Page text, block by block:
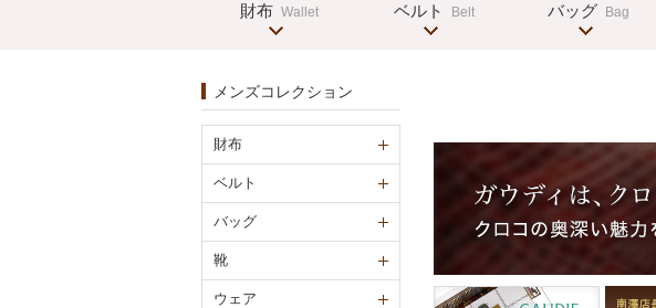
財布 Wallet ベルト Belt バッグ Bag
メンズコレクション
財布
ベルト
バッグ
靴
ウェア